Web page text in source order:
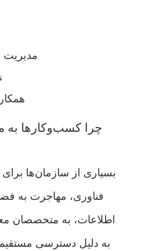
مدیریت
چرا کسب‌وکارها به
بسیاری از سازمان‌ها
فناوری، مهاجرت به
اطلاعات، به متخصصان